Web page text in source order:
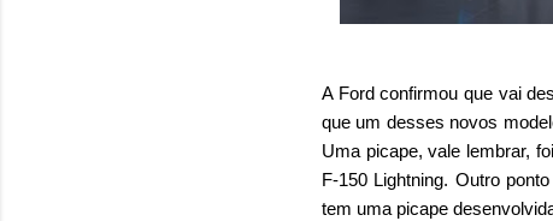
A Ford confirmou que vai
que um desses novos
Uma picape, vale lembrar,
F-150 Lightning. Outro
tem uma picape